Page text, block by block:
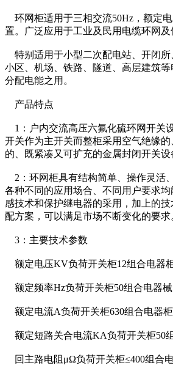
环网柜适用于三相交流50Hz，额定
置。广泛应用于工业及民用电缆环网及
特别适用于小型二次配电站、开闭所
小区、机场、铁路、隧道、高层建筑
分配电能之用。
产品特点
1：户内交流高压六氟化硫环网开关
开关作为主开关而整柜采用空气绝缘
的、既紧凑又可扩充的金属封闭开关设
2：环网柜具有结构简单、操作灵活
各种不同的应用场合、不同用户要求
感技术和保护继电器的采用，加上的
配方案，可以满足市场不断变化的要求
3：主要技术参数
额定电压KV负荷开关柜12组合电器
额定频率Hz负荷开关柜50组合电器械
额定电流A负荷开关柜630组合电器
额定短路关合电流KA负荷开关柜50
回主路电阻μΩ负荷开关柜≤400组合